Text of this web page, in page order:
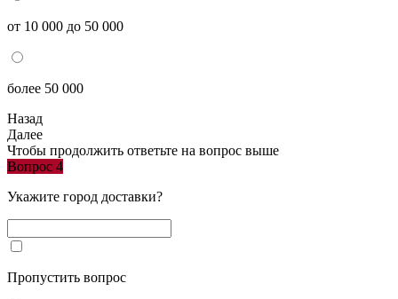
от 10 000 до 50 000
более 50 000
Назад
Далее
Чтобы продолжить ответьте на вопрос выше
Вопрос 4
Укажите город доставки?
Пропустить вопрос